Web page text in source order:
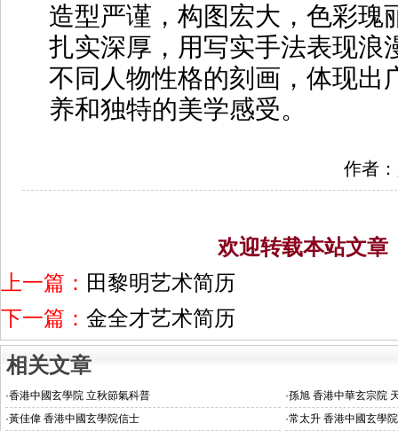
造型严谨，构图宏大，色彩瑰
扎实深厚，用写实手法表现浪
不同人物性格的刻画，体现出
养和独特的美学感受。
作者
欢迎转载本站文章
上一篇： 田黎明艺术简历
下一篇： 金全才艺术简历
相关文章
·香港中國玄學院 立秋節氣科普 ·孫旭 香港中華玄宗院
·黃佳偉 香港中國玄學院信士 ·常太升 香港中國玄學